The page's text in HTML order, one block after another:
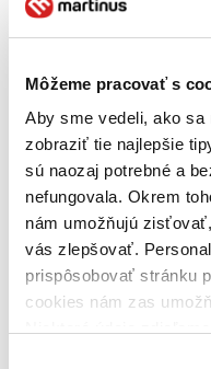
Môžeme pracovať s
Aby sme vedeli, ako sa
zobraziť tie najlepšie
sú naozaj potrebné a
nefungovala. Okrem
nám umožňujú
vás zlepšovať.
prispôsobovať stránku
cookies nám zas